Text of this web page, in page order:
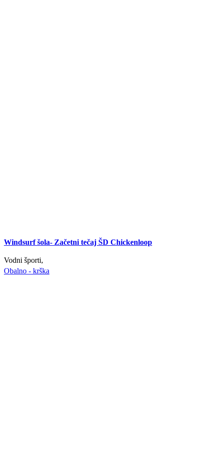
Windsurf šola- Začetni tečaj ŠD Chickenloop
Vodni športi,
Obalno - krška